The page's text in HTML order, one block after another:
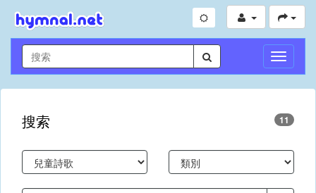
切
換
導
搜索 11